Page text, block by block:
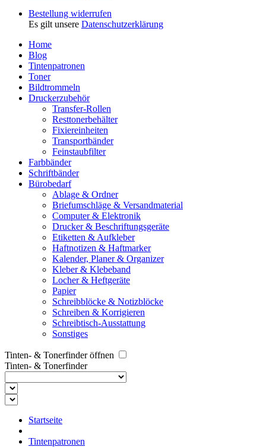
Bestellung widerrufen
Es gilt unsere Datenschutzerklärung
Home
Blog
Tintenpatronen
Toner
Bildtrommeln
Druckerzubehör
Transfer-Rollen
Resttonerbehälter
Fixiereinheiten
Transportbänder
Feinstaubfilter
Farbbänder
Schriftbänder
Bürobedarf
Ablage & Ordner
Briefumschläge & Versandmaterial
Computer & Elektronik
Drucker & Beschriftungsgeräte
Etiketten & Aufkleber
Haftnotizen & Haftmarker
Kalender, Planer & Organizer
Kleber & Klebeband
Locher & Heftgeräte
Papier
Schreibblöcke & Notizblöcke
Schreiben & Korrigieren
Schreibtisch-Ausstattung
Sonstiges
Tinten- & Tonerfinder öffnen
Tinten- & Tonerfinder
Startseite
Tintenpatronen